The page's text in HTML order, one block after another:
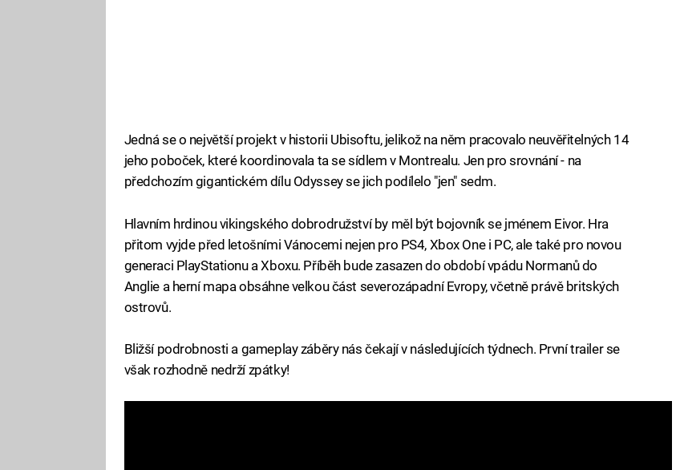
Jedná se o největší projekt v historii Ubisoftu, jelikož na něm pracovalo neuvěřitelných 14
jeho poboček, které koordinovala ta se sídlem v Montrealu. Jen pro srovnání - na
předchozím gigantickém dílu Odyssey se jich podílelo "jen" sedm.
Hlavním hrdinou vikingského dobrodružství by měl být bojovník se jménem Eivor. Hra
přitom vyjde před letošními Vánocemi nejen pro PS4, Xbox One i PC, ale také pro novou
generaci PlayStationu a Xboxu. Příběh bude zasazen do období vpádu Normanů do
Anglie a herní mapa obsáhne velkou část severozápadní Evropy, včetně právě britských
ostrovů.
Bližší podrobnosti a gameplay záběry nás čekají v následujících týdnech. První trailer se
však rozhodně nedrží zpátky!